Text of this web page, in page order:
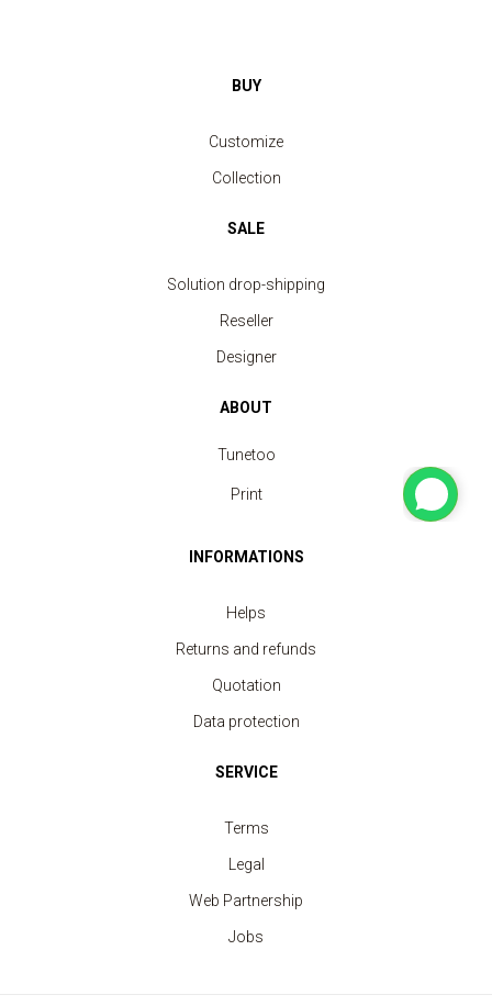
BUY
Customize
Collection
SALE
Solution drop-shipping
Reseller
Designer
ABOUT
Tunetoo
Print
INFORMATIONS
Helps
Returns and refunds
Quotation
Data protection
SERVICE
Terms
Legal
Web Partnership
Jobs